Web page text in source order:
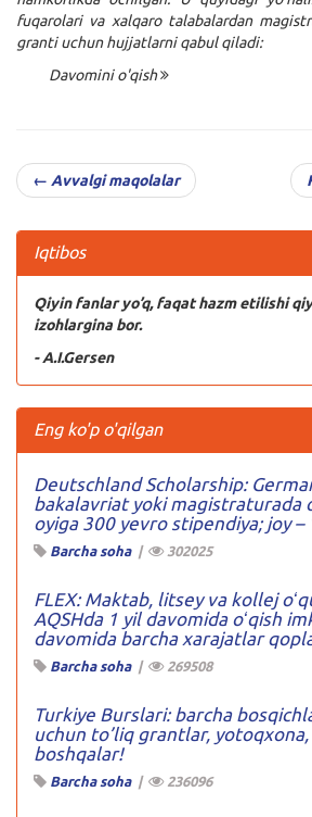
fuqarolari va xalqaro talabalardan
granti uchun hujjatlarni qabul qiladi:
Davomini o'qish
← Avvalgi maqolalar
Iqtibos
Qiyin fanlar yo’q, faqat hazm etilishi
izohlargina bor.
- A.I.Gersen
Eng ko'p o'qilgan
Deutschland Scholarship:
bakalavriat yoki magistraturada
oyiga 300 yevro stipendiya; joy –
Barcha soha| 302025
FLEX: Maktab, litsey va kollej
AQSHda 1 yil davomida oʻqish
davomida barcha xarajatlar
Barcha soha| 269508
Turkiye Burslari: barcha
uchun to’liq grantlar,
boshqalar!
Barcha soha| 236096